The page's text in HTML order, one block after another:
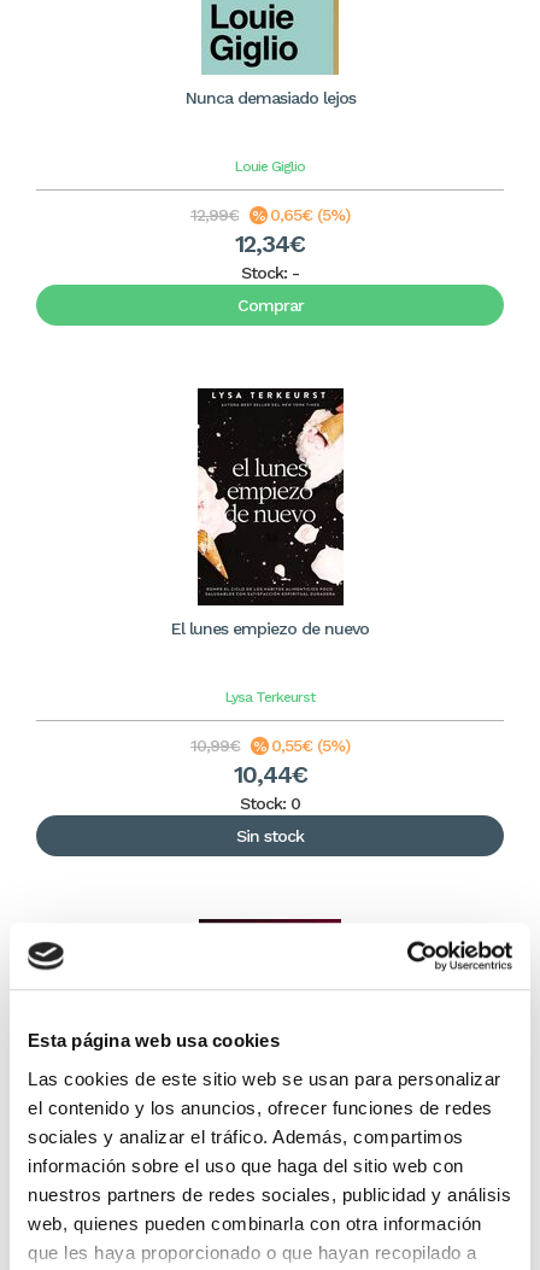
Esta página web usa cookies
Las cookies de este sitio web se usan para personalizar
el contenido y los anuncios, ofrecer funciones de redes
sociales y analizar el tráfico. Además, compartimos
información sobre el uso que haga del sitio web con
nuestros partners de redes sociales, publicidad y análisis
web, quienes pueden combinarla con otra información
que les haya proporcionado o que hayan recopilado a
Nunca demasiado lejos
Louie Giglio
12,99€ 0,65€ (5%)
12,34€
Stock: -
Comprar
El lunes empiezo de nuevo
Lysa Terkeurst
10,99€ 0,55€ (5%)
10,44€
Stock: 0
Sin stock
Desenmascaremos las tinieblas de este siglo
Héctor Torres